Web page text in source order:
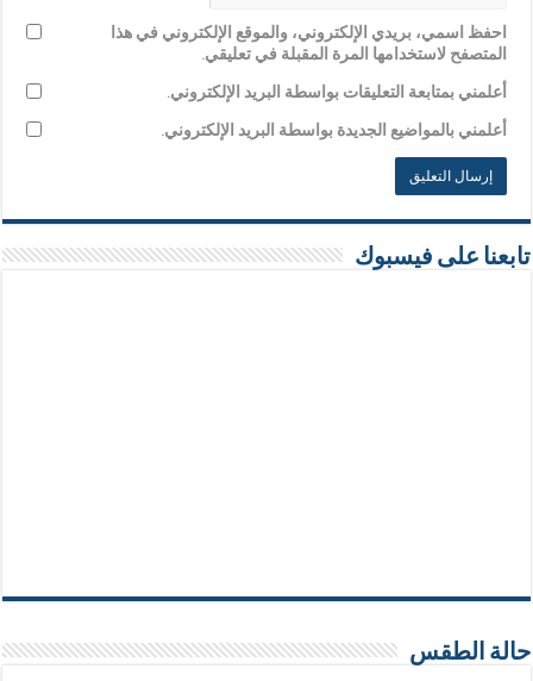
احفظ اسمي، بريدي الإلكتروني، والموقع الإلكتروني في هذا
المتصفح لاستخدامها المرة المقبلة في تعليقي.
أعلمني بمتابعة التعليقات بواسطة البريد الإلكتروني.
أعلمني بالمواضيع الجديدة بواسطة البريد الإلكتروني.
تابعنا على فيسبوك
حالة الطقس